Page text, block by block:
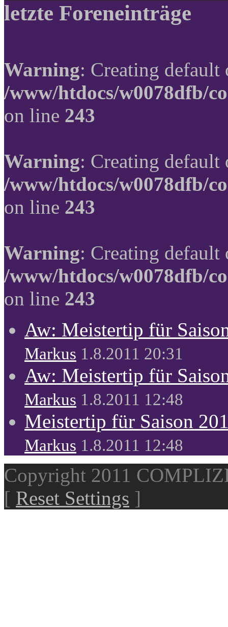
letzte Foreneinträge
Warning: Creating
/www/htdocs/w0078dfb/
on line 243
Warning: Creating
/www/htdocs/w0078dfb/
on line 243
Warning: Creating
/www/htdocs/w0078dfb/
on line 243
Aw: Meistertip für
Markus 1.8.2011 20:31
Aw: Meistertip für
Markus 1.8.2011 12:48
Meistertip für Saison
Markus 1.8.2011 12:48
Copyright 2011
[ Reset Settings ]